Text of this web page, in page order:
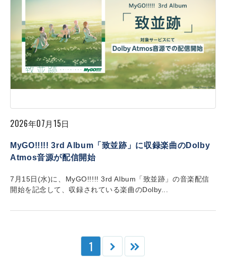
2026年07月15日
MyGO!!!!! 3rd Album「致並跡」に収録楽曲のDolby
Atmos音源が配信開始
7月15日(水)に、MyGO!!!!! 3rd Album「致並跡」の音楽配信
開始を記念して、収録されている楽曲のDolby...
1